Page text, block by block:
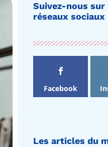
Suivez-nous sur
réseaux sociaux
Facebook
Les articles du